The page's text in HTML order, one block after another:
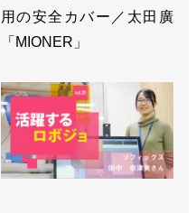
用の安全カバー／太田廣
「MIONER」